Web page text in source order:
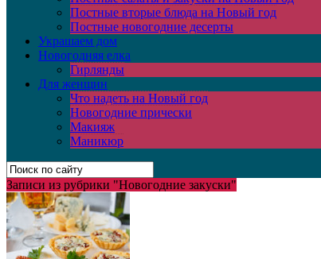
Постные вторые блюда на Новый год
Постные новогодние десерты
Украшаем дом
Новогодняя елка
Гирлянды
Для женщин
Что надеть на Новый год
Новогодние прически
Макияж
Маникюр
Записи из рубрики "Новогодние закуски"